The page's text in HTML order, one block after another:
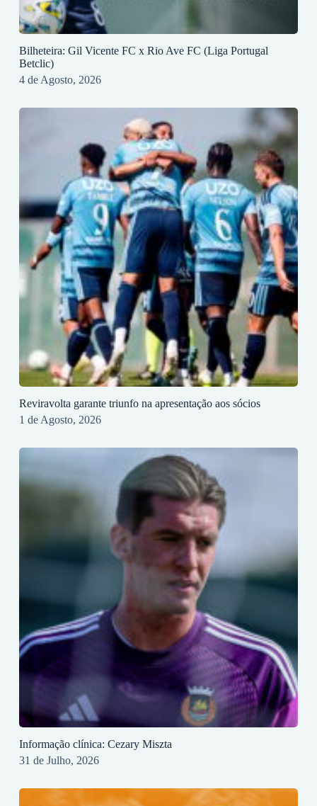
Bilheteira: Gil Vicente FC x Rio Ave FC (Liga Portugal
Betclic)
4 de Agosto, 2026
Reviravolta garante triunfo na apresentação aos sócios
1 de Agosto, 2026
Informação clínica: Cezary Miszta
31 de Julho, 2026